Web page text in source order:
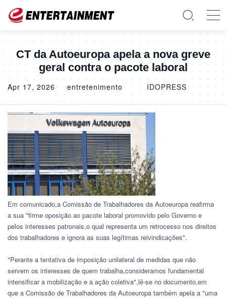
CT da Autoeuropa apela a nova greve
geral contra o pacote laboral
Apr 17, 2026 entretenimento IDOPRESS
Em comunicado,a Comissão de Trabalhadores da Autoeuropa reafirma
a sua "firme oposição ao pacote laboral promovido pelo Governo e
pelos interesses patronais,o qual representa um retrocesso nos direitos
dos trabalhadores e ignora as suas legítimas reivindicações".
"Perante a tentativa de imposição unilateral de medidas que não
servem os interesses de quem trabalha,consideramos fundamental
intensificar a mobilização e a ação coletiva",lê-se no documento,em
que a Comissão de Trabalhadores da Autoeuropa também apela a "uma